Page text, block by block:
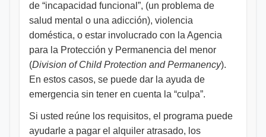
de “incapacidad funcional”, (un problema de
salud mental o una adicción), violencia
doméstica, o estar involucrado con la Agencia
para la Protección y Permanencia del menor
(Division of Child Protection and Permanency).
En estos casos, se puede dar la ayuda de
emergencia sin tener en cuenta la “culpa”.
Si usted reúne los requisitos, el programa puede
ayudarle a pagar el alquiler atrasado, los